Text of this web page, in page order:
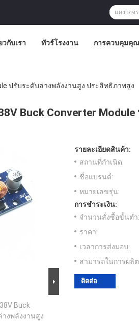
วกับเรา ทัวร์โรงงาน การควบคุมคุ
ปรับระดับล่างพลังงานสูง ประสิทธิภาพสูง
Buck Converter
Buck
งพลังงานสูง
รายละเอียดสินค้า:
สถานที่กำเนิด:
ชื่อแบรนด์:
หมายเลขรุ่น:
การชำระเงิน:
จำนวนสั่งซื้อขั้นต่ำ:
ราคา:
เวลาการส่งมอบ:
สามารถในการผลิ
ติดต่อ